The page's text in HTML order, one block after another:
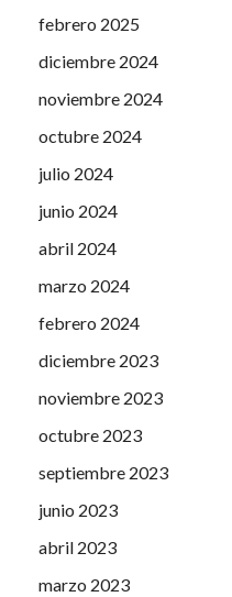
febrero 2025
diciembre 2024
noviembre 2024
octubre 2024
julio 2024
junio 2024
abril 2024
marzo 2024
febrero 2024
diciembre 2023
noviembre 2023
octubre 2023
septiembre 2023
junio 2023
abril 2023
marzo 2023